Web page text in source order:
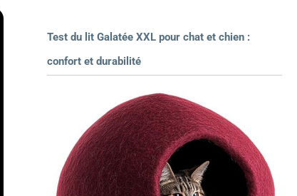
Test du lit Galatée XXL pour chat et chien :
confort et durabilité